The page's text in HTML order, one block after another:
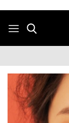
content